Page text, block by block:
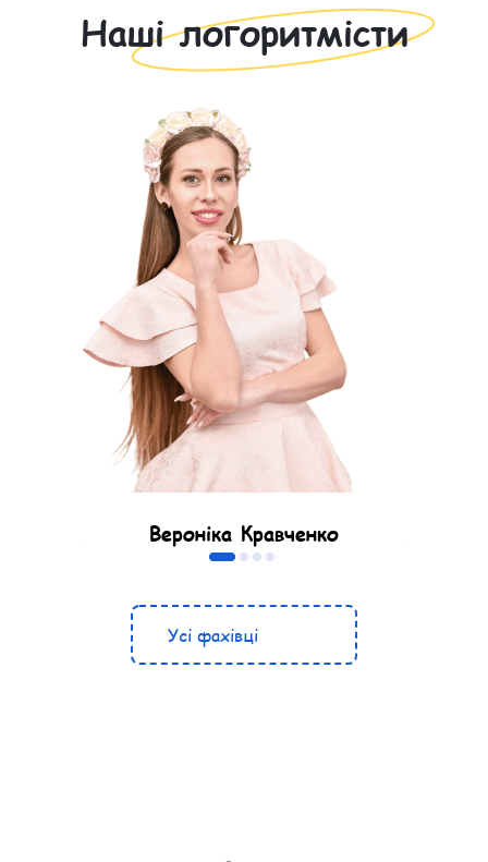
Наші логоритмісти
Вероніка Кравченко
Логоритміст
Усі фахівці